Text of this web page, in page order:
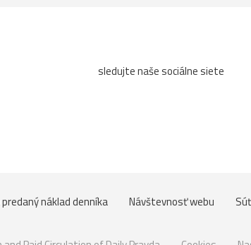
sledujte naše sociálne siete
náklad denníka Návštevnosť webu